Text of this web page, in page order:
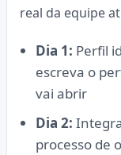
real da equipe
Dia 1: Perfil
escreva o
vai abrir
Dia 2:
processo de